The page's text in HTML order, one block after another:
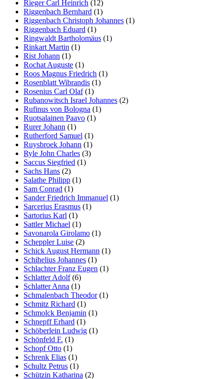
Rieger Carl Heinrich (12)
Riggenbach Bernhard (1)
Riggenbach Christoph Johannes (1)
Riggenbach Eduard (1)
Ringwaldt Bartholomäus (1)
Rinkart Martin (1)
Rist Johann (1)
Rochat Auguste (1)
Roos Magnus Friedrich (1)
Rosenblatt Wibrandis (1)
Rosenius Carl Olaf(1)
Rubanowitsch Israel Johannes (2)
Rufinus von Bologna (1)
Ruotsalainen Paavo (1)
Rurer Johann (1)
Rutherford Samuel (1)
Ruysbroek Johann (1)
Ryle John Charles (3)
Saccus Siegfried (1)
Sachs Hans (2)
Salathe Philipp (1)
Sam Conrad (1)
Sander Friedrich Immanuel (1)
Sarcerius Erasmus (1)
Sartorius Karl (1)
Sattler Michael (1)
Savonarola Girolamo (1)
Scheppler Luise (2)
Schick August Hermann (1)
Schihelius Johannes (1)
Schlachter Franz Eugen (1)
Schlatter Adolf(6)
Schlatter Anna (1)
Schmalenbach Theodor(1)
Schmitz Richard (1)
Schmolck Benjamin (1)
Schnepff Erhard (1)
Schöberlein Ludwig (1)
Schönfeld F. (1)
Schopf Otto (1)
Schrenk Elias (1)
Schultz Petrus (1)
Schützin Katharina (2)